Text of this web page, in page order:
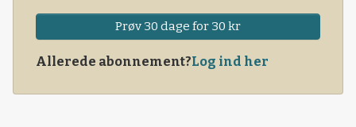
Prøv 30 dage for 30 kr
Allerede abonnement?Log ind her